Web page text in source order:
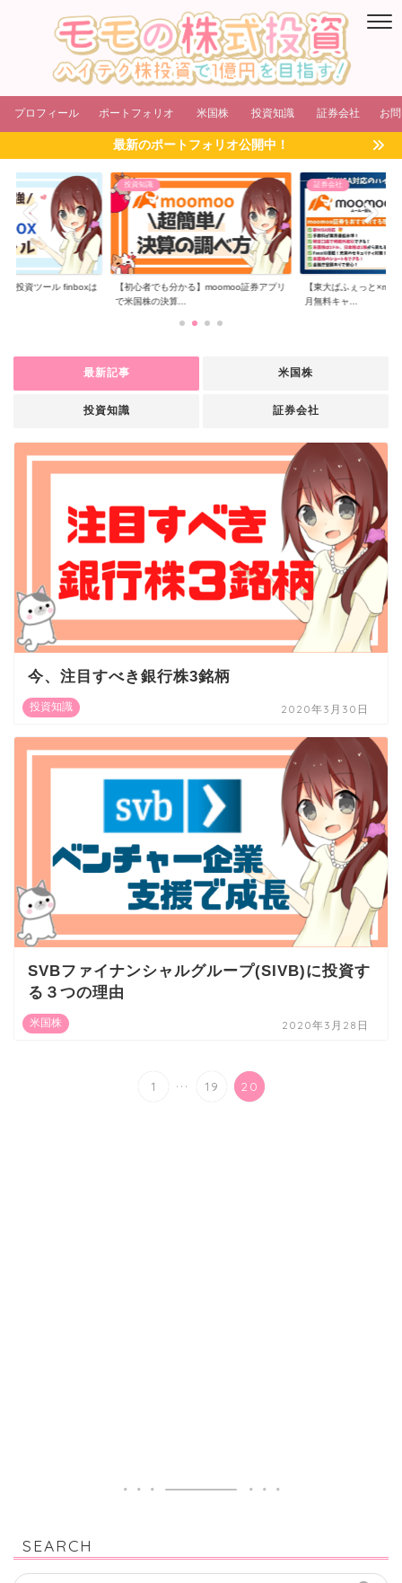
プロフィール ポートフォリオ 米国株 投資知識 証券会社 お
最新のポートフォリオ公開中！
株投資ツール finboxは
投資知識
【初心者でも分かる】moomoo証券アプリ
で米国株の決算...
証券会社
【東大ぱふぇっと
月無料キャ...
最新記事 米国株
投資知識 証券会社
投資知識
今、注目すべき銀行株3銘柄
2020年3月30日
米国株
SVBファイナンシャルグループ(SIVB)に投資す
る３つの理由
2020年3月28日
1 ... 19 20
SEARCH